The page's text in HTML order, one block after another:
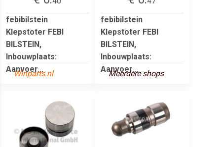
febibilstein
Klepstoter FEBI
BILSTEIN,
Inbouwplaats:
Aanvoer...
Winparts.nl
febibilstein
Klepstoter FEBI
BILSTEIN,
Inbouwplaats:
Aanvoer...
Meerdere shops